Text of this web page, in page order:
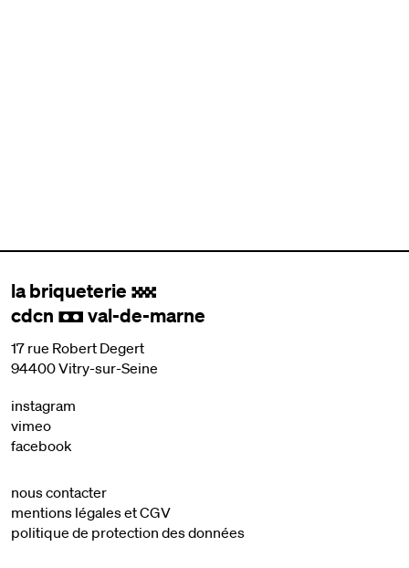
la briqueterie .
cdcn , val-de-marne
17 rue Robert Degert
94400 Vitry-sur-Seine
instagram
vimeo
facebook
nous contacter
mentions légales et CGV
politique de protection des données